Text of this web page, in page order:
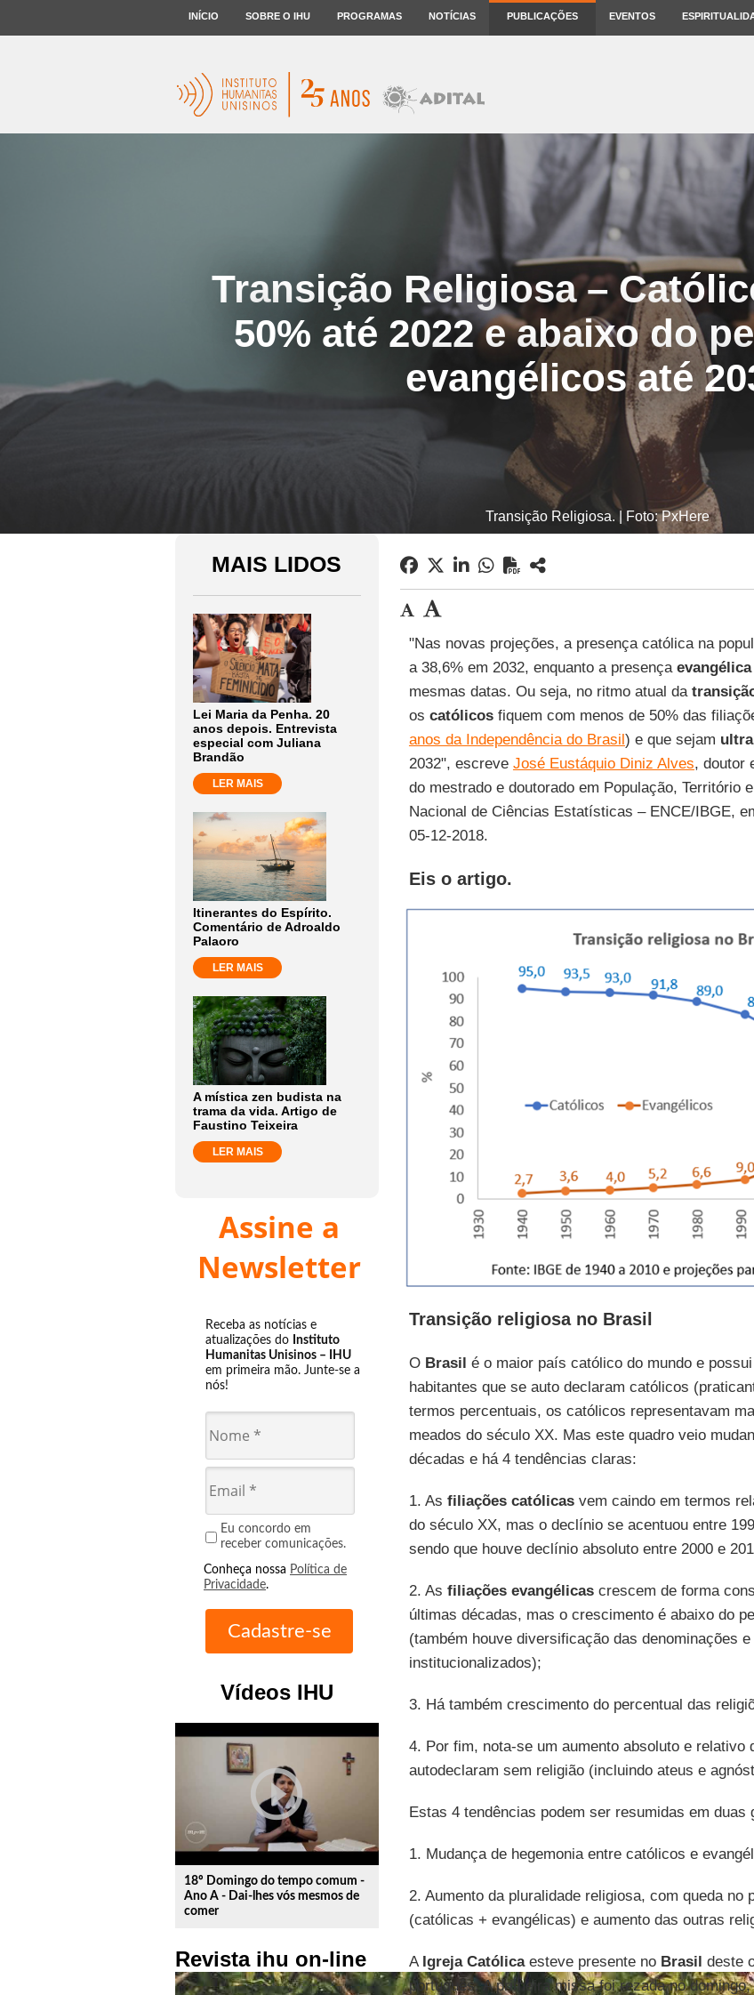
INÍCIO SOBRE O IHU PROGRAMAS NOTÍCIAS PUBLICAÇÕES EVENTOS
Transição Religiosa –
50% até 2022 e abaixo do
evangélicos até
Transição Religiosa. | Foto: PxHere
MAIS LIDOS
Lei Maria da Penha. 20
anos depois. Entrevista
especial com Juliana
Brandão
LER MAIS
Itinerantes do Espírito.
Comentário de Adroaldo
Palaoro
LER MAIS
A mística zen budista na
trama da vida. Artigo de
Faustino Teixeira
LER MAIS
Assine a
Newsletter
Receba as notícias e
atualizações do Instituto
Humanitas Unisinos – IHU
em primeira mão. Junte-se a
nós!
Eu concordo em
receber comunicações.
Conheça nossa Política de
Privacidade.
Vídeos IHU
play_circle_outline
18º Domingo do tempo comum -
Ano A - Dai-lhes vós mesmos de
comer
Revista ihu on-line
"Nas novas projeções, a presença católica na
a 38,6% em 2032, enquanto a presença evangélica
mesmas datas. Ou seja, no ritmo atual da
os católicosfiquem com menos de 50% das
anos da Independência do Brasil) e que sejam
2032", escreve José Eustáquio Diniz Alves, doutor
do mestrado e doutorado em População, Território
Nacional de Ciências Estatísticas – ENCE/IBGE,
05-12-2018.
Eis o artigo.
Transição religiosa no Brasil
O Brasil é o maior país católico do mundo e
habitantes que se auto declaram católicos
termos percentuais, os católicos representavam
meados do século XX. Mas este quadro veio
décadas e há 4 tendências claras:
1. As filiações católicasvem caindo em termos
do século XX, mas o declínio se acentuou entre
sendo que houve declínio absoluto entre 2000 e
2. As filiações evangélicascrescem de forma
últimas décadas, mas o crescimento é abaixo do
(também houve diversificação das denominações
institucionalizados);
3. Há também crescimento do percentual das
4. Por fim, nota-se um aumento absoluto e relativo
autodeclaram sem religião (incluindo ateus e
Estas 4 tendências podem ser resumidas em duas
1. Mudança de hegemonia entre católicos e
2. Aumento da pluralidade religiosa, com queda no
(católicas + evangélicas) e aumento das outras
A Igreja Católicaesteve presente no Brasil deste
português. A primeira missa foi rezada no